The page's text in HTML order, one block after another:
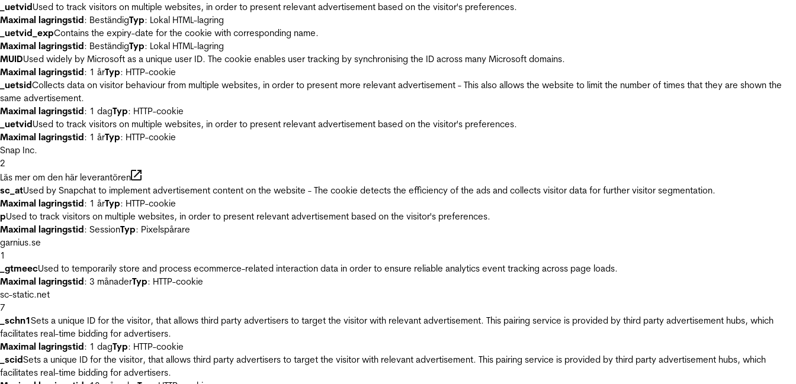
_uetvidUsed to track visitors on multiple websites, in order to present relevant advertisement based on the visitor's preferences.
Maximal lagringstid: BeständigTyp: Lokal HTML-lagring
_uetvid_expContains the expiry-date for the cookie with corresponding name.
Maximal lagringstid: BeständigTyp: Lokal HTML-lagring
MUIDUsed widely by Microsoft as a unique user ID. The cookie enables user tracking by synchronising the ID across many Microsoft domains.
Maximal lagringstid: 1 årTyp: HTTP-cookie
_uetsidCollects data on visitor behaviour from multiple websites, in order to present more relevant advertisement - This also allows the website to limit the number of times that they are shown the
same advertisement.
Maximal lagringstid: 1 dagTyp: HTTP-cookie
_uetvidUsed to track visitors on multiple websites, in order to present relevant advertisement based on the visitor's preferences.
Maximal lagringstid: 1 årTyp: HTTP-cookie
Snap Inc.
2
Läs mer om den här leverantören
sc_atUsed by Snapchat to implement advertisement content on the website - The cookie detects the efficiency of the ads and collects visitor data for further visitor segmentation.
Maximal lagringstid: 1 årTyp: HTTP-cookie
pUsed to track visitors on multiple websites, in order to present relevant advertisement based on the visitor's preferences.
Maximal lagringstid: SessionTyp: Pixelspårare
garnius.se
1
_gtmeecUsed to temporarily store and process ecommerce-related interaction data in order to ensure reliable analytics event tracking across page loads.
Maximal lagringstid: 3 månaderTyp: HTTP-cookie
sc-static.net
7
_schn1Sets a unique ID for the visitor, that allows third party advertisers to target the visitor with relevant advertisement. This pairing service is provided by third party advertisement hubs, which
facilitates real-time bidding for advertisers.
Maximal lagringstid: 1 dagTyp: HTTP-cookie
_scidSets a unique ID for the visitor, that allows third party advertisers to target the visitor with relevant advertisement. This pairing service is provided by third party advertisement hubs, which
facilitates real-time bidding for advertisers.